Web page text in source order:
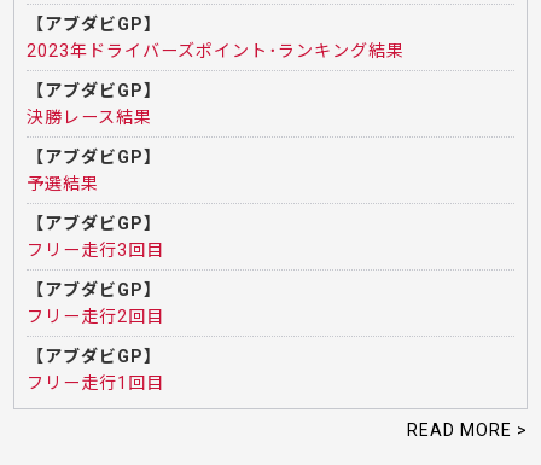
【アブダビGP】
2023年ドライバーズポイント･ランキング結果
【アブダビGP】
決勝レース結果
【アブダビGP】
予選結果
【アブダビGP】
フリー走行3回目
【アブダビGP】
フリー走行2回目
【アブダビGP】
フリー走行1回目
READ MORE >